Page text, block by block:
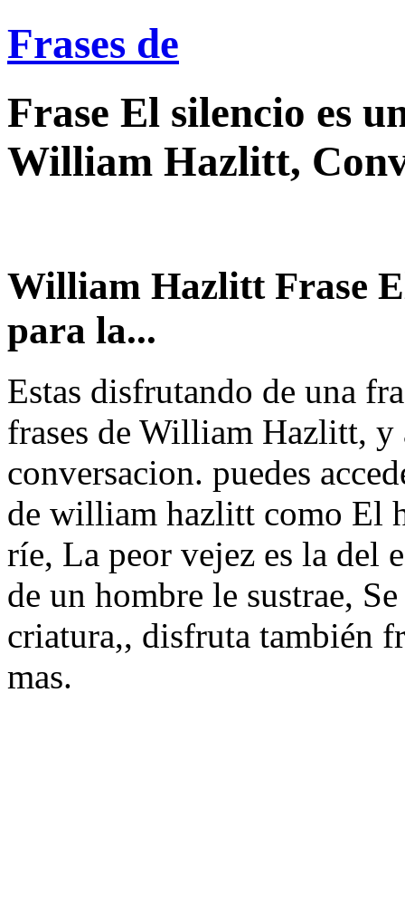
Frases de
Frase El silencio es
William Hazlitt,
William Hazlitt Frase
para la...
Estas disfrutando de una
frases de William Hazlitt, y
conversacion. puedes
de william hazlitt como El
ríe, La peor vejez es la del
de un hombre le sustrae,
criatura,, disfruta también
mas.